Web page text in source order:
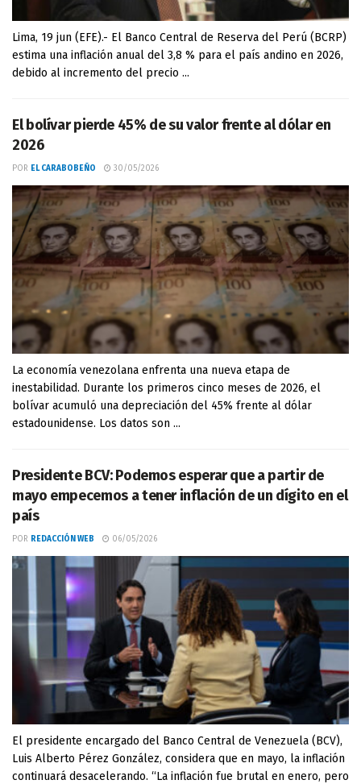
Lima, 19 jun (EFE).- El Banco Central de Reserva del Perú (BCRP)
estima una inflación anual del 3,8 % para el país andino en 2026,
debido al incremento del precio ...
El bolívar pierde 45% de su valor frente al dólar en
2026
POR EL CARABOBEÑO 30/05/2026
La economía venezolana enfrenta una nueva etapa de
inestabilidad. Durante los primeros cinco meses de 2026, el
bolívar acumuló una depreciación del 45% frente al dólar
estadounidense. Los datos son ...
Presidente BCV: Podemos esperar que a partir de
mayo empecemos a tener inflación de un dígito en el
país
POR REDACCIÓN WEB 06/05/2026
El presidente encargado del Banco Central de Venezuela (BCV),
Luis Alberto Pérez González, considera que en mayo, la inflación
continuará desacelerando. “La inflación fue brutal en enero, pero